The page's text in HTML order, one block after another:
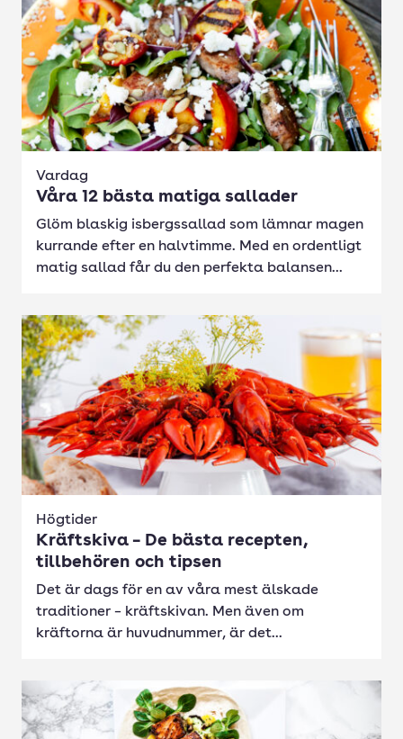
Vardag
Våra 12 bästa matiga sallader
Glöm blaskig isbergssallad som lämnar magen
kurrande efter en halvtimme. Med en ordentligt
matig sallad får du den perfekta balansen...
Högtider
Kräftskiva – De bästa recepten,
tillbehören och tipsen
Det är dags för en av våra mest älskade
traditioner – kräftskivan. Men även om
kräftorna är huvudnummer, är det...